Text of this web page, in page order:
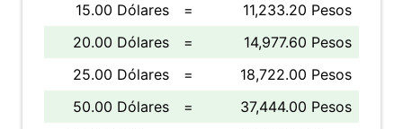
15.00 Dólares
=
11,233.20 Pesos
20.00 Dólares
=
14,977.60 Pesos
25.00 Dólares
=
18,722.00 Pesos
50.00 Dólares
=
37,444.00 Pesos